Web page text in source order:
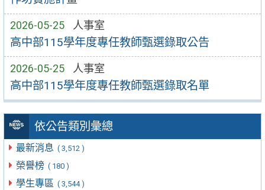
2026-05-25 人事室
高中部115學年度專任教師甄選錄取公告
2026-05-25 人事室
高中部115學年度專任教師甄選錄取名單
依公告類別彙總
最新消息 ( 3,512 )
榮譽榜 ( 180 )
學生專區 ( 3,544 )